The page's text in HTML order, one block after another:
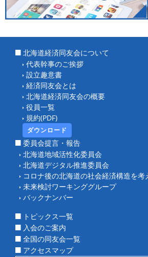
北海道経済同友会について
代表幹事のご挨拶
設立趣意書
経済同友会とは
北海道経済同友会の概要
役員一覧
規約(PDF)
ダウンロード
委員会提言・報告
北海道地域活性化委員会
北海道デジタル推進委員会
コロナ後の北海道の社会経済構造を考
未来検討ワーキンググループ
バックナンバー
トピックス一覧
入会のご案内
全国の同友会一覧
アクセスマップ